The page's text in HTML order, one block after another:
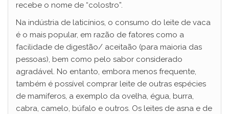
e
o
recebe o nome de “colostro”.
Na indústria de laticínios, o consumo do leite de vaca
é o mais popular, em razão de fatores como a
facilidade de digestão/ aceitaão (para maioria das
pessoas), bem como pelo sabor considerado
agradável. No entanto, embora menos frequente,
também é possível comprar leite de outras espécies
de mamíferos, a exemplo da ovelha, égua, burra,
cabra, camelo, búfalo e outros. Os leites de asna e de